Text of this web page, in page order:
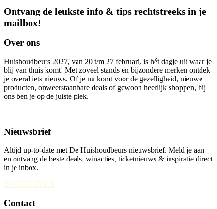
Ontvang de leukste info & tips rechtstreeks in je
mailbox!
Over ons
Huishoudbeurs 2027, van 20 t/m 27 februari, is hét dagje uit waar je
blij van thuis komt! Met zoveel stands en bijzondere merken ontdek
je overal iets nieuws. Of je nu komt voor de gezelligheid, nieuwe
producten, onweerstaanbare deals of gewoon heerlijk shoppen, bij
ons ben je op de juiste plek.
Nieuwsbrief
Altijd up-to-date met De Huishoudbeurs nieuwsbrief. Meld je aan
en ontvang de beste deals, winacties, ticketnieuws & inspiratie direct
in je inbox.
INSCHRIJVEN
Contact